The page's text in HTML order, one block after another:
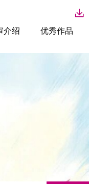
介绍 优秀作品